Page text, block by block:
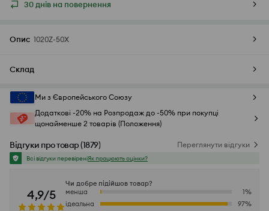
30 днів на повернення
Опис 1020Z-50X
Склад
Ми з Європейського Союзу
Додаткові -20% на Розпродаж до -50% при покупці
щонайменше 2 товарів (Положення)
Відгуки про товар(1879) Переглянути відгуки
Всі відгуки перевіреніЯк працюють оцінки?
4,9/5
Чи добре підійшов товар?
менша
1%
ідеальна
97%